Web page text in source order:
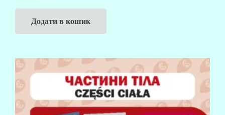
Додати в кошик